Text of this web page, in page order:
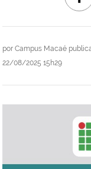
por Campus Macaé
22/08/2025 15h29